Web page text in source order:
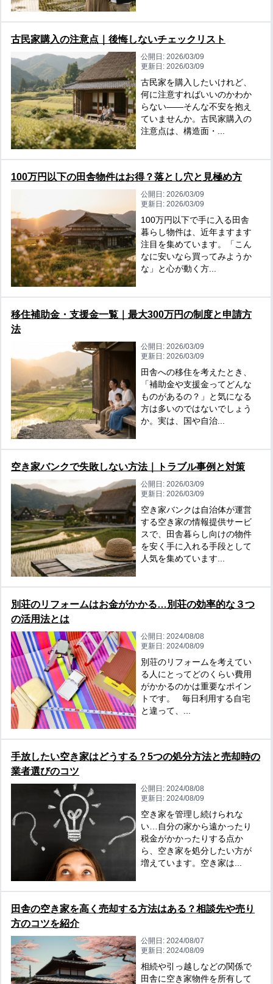
古民家購入の注意点｜後悔しないチェックリスト
公開日: 2026/03/09
更新日: 2026/03/09
古民家を購入したいけれど、
何に注意すればいいのかわか
らない――そんな不安を抱え
ていませんか。古民家購入の
注意点は、構造面・...
100万円以下の田舎物件はお得？落とし穴と見極め方
公開日: 2026/03/09
更新日: 2026/03/09
100万円以下で手に入る田舎
暮らし物件は、近年ますます
注目を集めています。「こん
なに安いなら買ってみようか
な」と心が動く方...
移住補助金・支援金一覧｜最大300万円の制度と申請方
法
公開日: 2026/03/09
更新日: 2026/03/09
田舎への移住を考えたとき、
「補助金や支援金ってどんな
ものがあるの？」と気になる
方は多いのではないでしょう
か。実は、国や自治...
空き家バンクで失敗しない方法｜トラブル事例と対策
公開日: 2026/03/09
更新日: 2026/03/09
空き家バンクは自治体が運営
する空き家の情報提供サービ
スで、田舎暮らし向けの物件
を安く手に入れる手段として
人気を集めています...
別荘のリフォームはお金がかかる…別荘の効率的な３つ
の活用法とは
公開日: 2024/08/08
更新日: 2024/08/09
別荘のリフォームを考えてい
る人にとってどのくらい費用
がかかるのかは重要なポイン
トです。 毎日利用する自宅
と違って、...
手放したい空き家はどうする？5つの処分方法と売却時の
業者選びのコツ
公開日: 2024/08/08
更新日: 2024/08/09
空き家を管理し続けられな
い…自分の家から遠かったり
税金がかかったりする点か
ら、空き家を処分したい方が
増えています。空き家は...
田舎の空き家を高く売却する方法はある？相談先や売り
方のコツを紹介
公開日: 2024/08/07
更新日: 2024/08/09
相続や引っ越しなどの関係で
田舎に空き家物件を所有して